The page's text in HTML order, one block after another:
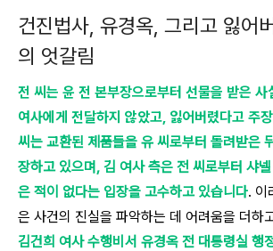
건진법사, 유경옥, 그리고 잃어
의 엇갈림
전 씨는 윤 전 본부장으로부터 선물을 받은 사
여사에게 전달하지 않았고, 잃어버렸다고 주
씨는 교환된 제품들을 유 씨로부터 돌려받은
장하고 있으며, 김 여사 측은 전 씨로부터 샤
은 적이 없다는 입장을 고수하고 있습니다. 이
은 사건의 진실을 파악하는 데 어려움을 더하
김건희 여사 수행비서 유경옥 전 대통령실